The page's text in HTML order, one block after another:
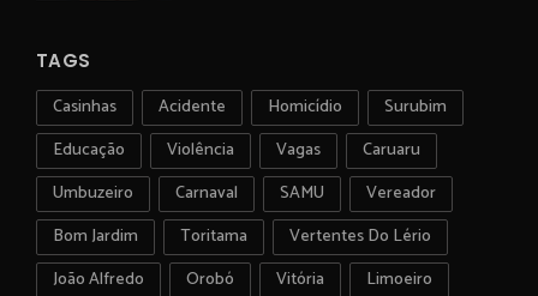
TAGS
Casinhas Acidente Homicídio
Surubim
Educação
Violência Vagas
Caruaru
Umbuzeiro
Carnaval SAMU
Vereador
Bom Jardim
Toritama
Vertentes Do Lério
João Alfredo
Orobó Vitória
Limoeiro